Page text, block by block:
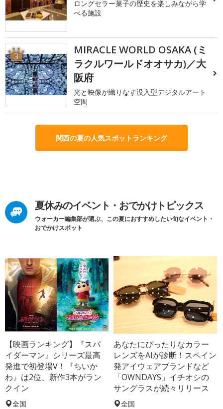
ロングセラー菓子の歴史を楽しみながら学
べる施設
3
MIRACLE WORLD OSAKA (ミ
ラクルワールドオオサカ)／大
阪府
光と映像が織りなす没入型デジタルアート
空間
関西の夏の人気スポットランキング
夏休みのイベント・おでかけトピックス
ウォーカー編集部が選ぶ、この夏におすすめしたい旬なイベント・
おでかけスポット
【映画ランキング】『スパ
イダーマン』シリーズ最高
発進で初登場V！『ちいか
わ』は2位、新作3本がラン
クイン
全国
あなたにぴったりなカラー
レンズをAIが診断！スペイン
発アイウェアブランドなど
「OWNDAYS」イチオシの
サングラスが続々リリース
全国